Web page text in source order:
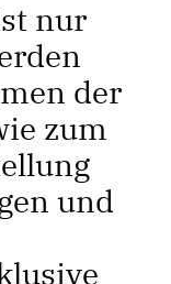
nur
der
zum
und